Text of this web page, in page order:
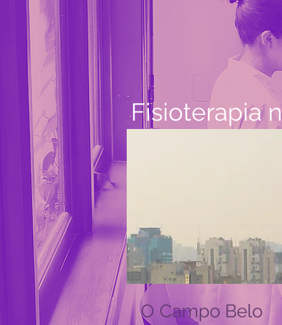
Fisioterapia
O Campo Belo